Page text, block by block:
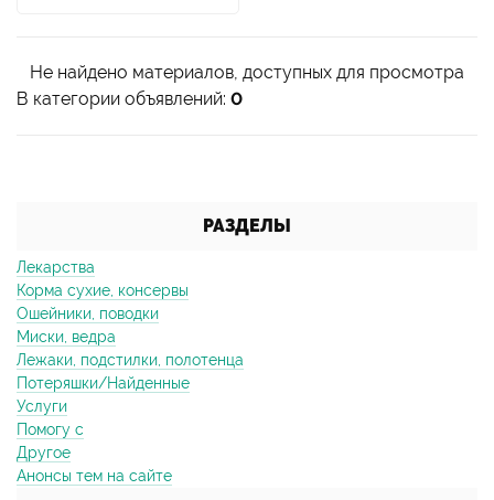
Не найдено материалов, доступных для просмотра
В категории объявлений: 0
РАЗДЕЛЫ
Лекарства
Корма сухие, консервы
Ошейники, поводки
Миски, ведра
Лежаки, подстилки, полотенца
Потеряшки/Найденные
Услуги
Помогу с
Другое
Анонсы тем на сайте